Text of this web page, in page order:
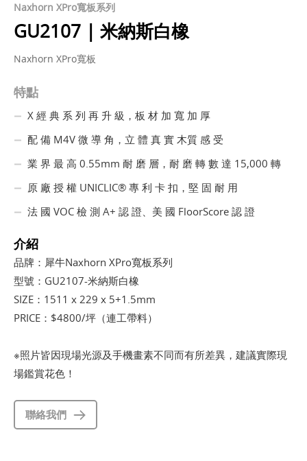
Naxhorn XPro寬板系列
GU2107 | 米納斯白橡
Naxhorn XPro寬板
特點
X 經 典 系 列 再 升 級，板 材 加 寬 加 厚
配 備 M4V 微 導 角，立 體 真 實 木質 感 受
業 界 最 高 0.55mm 耐 磨 層，耐 磨 轉 數 達 15,000 轉
原 廠 授 權 UNICLIC® 專 利 卡 扣，堅 固 耐 用
法 國 VOC 檢 測 A+ 認 證、美 國 FloorScore 認 證
介紹
品牌：犀牛Naxhorn XPro寬板系列
型號：GU2107-米納斯白橡
SIZE：1511 x 229 x 5+1.5mm
PRICE：$4800/坪（連工帶料）
※照片皆因現場光源及手機畫素不同而有所差異，建議實際現
場鑑賞花色！
聯絡我們